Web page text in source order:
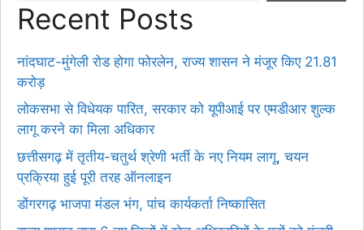
Recent Posts
नांदघाट-मुंगेली रोड होगा फोरलेन, राज्य शासन ने मंजूर किए 21.81
करोड़
लोकसभा से विधेयक पारित, सरकार को यूपीआई पर एमडीआर शुल्क
लागू करने का मिला अधिकार
छत्तीसगढ़ में तृतीय-चतुर्थ श्रेणी भर्ती के नए नियम लागू, चयन
प्रक्रिया हुई पूरी तरह ऑनलाइन
डोंगरगढ़ भाजपा मंडल भंग, पांच कार्यकर्ता निष्कासित